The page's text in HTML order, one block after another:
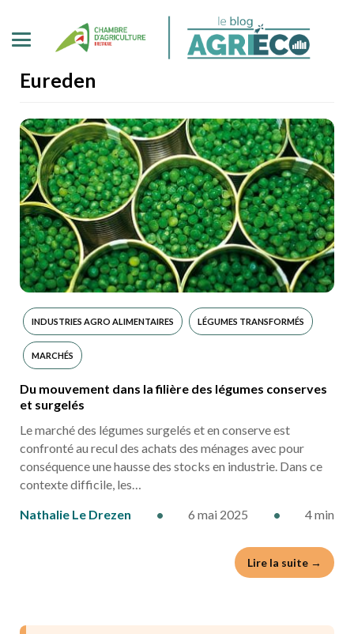
Eureden
INDUSTRIES AGRO ALIMENTAIRES LÉGUMES TRANSFORMÉS
MARCHÉS
Du mouvement dans la filière des légumes conserves
et surgelés
Le marché des légumes surgelés et en conserve est
confronté au recul des achats des ménages avec pour
conséquence une hausse des stocks en industrie. Dans ce
contexte difficile, les…
Nathalie Le Drezen
• 6 mai 2025 • 4 min
Lire la suite →